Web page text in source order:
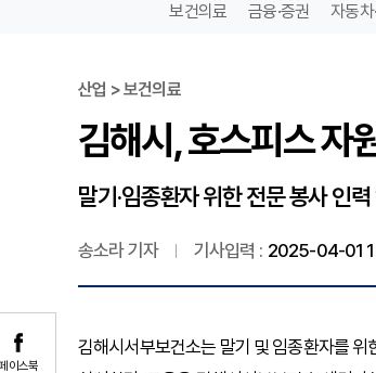
보건의료 금융·증권 자동차
이스북
산업 > 보건의료
김해시, 호스피스 자
말기·임종환자 위한 전문 봉사 인
송소라 기자 기사입력 : 2025-04-01
김해시서부보건소는 말기 및 임종환자를 위